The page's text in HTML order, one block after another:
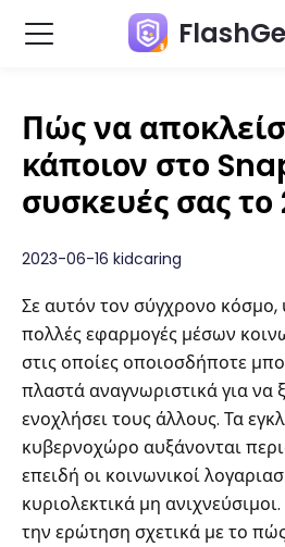
Πώς να
κάποιον στο
συσκευές σας το
2023-06-16 kidcaring
Σε αυτόν τον σύγχρονο
πολλές εφαρμογές μέσων
στις οποίες οποιοσδήποτε
πλαστά αναγνωριστικά για να
ενοχλήσει τους άλλους. Τα
κυβερνοχώρο αυξάνονται
επειδή οι κοινωνικοί
κυριολεκτικά μη
την ερώτηση σχετικά με το